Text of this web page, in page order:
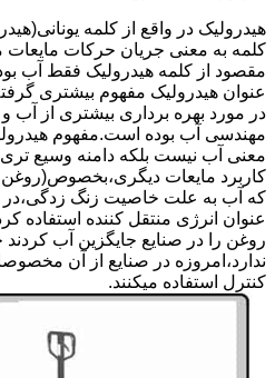
هیدرولیک در واقع از کلمه
کلمه به معنی جریان حرکات
مقصود از کلمه هیدرولیک فقط آب
عنوان هیدرولیک مفهوم بیشتری
در مورد بهره برداری بیشتری از
مهندسی آب بوده است.مفهوم
معنی آب نیست بلکه دامنه وسیع
کاربرد مایعات دیگری،بخصوص(روغن
که آب به علت خاصیت زنگ زدگی،در
عنوان انرژی منتقل کننده استفاده
روغن را در صنایع جایگزین آب
ندارد،امروزه در صنایع از آن
کنترل استفاده میکنند.